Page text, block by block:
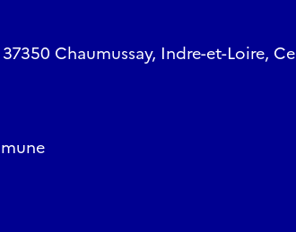
Chaumussay, Indre-et-Loire,